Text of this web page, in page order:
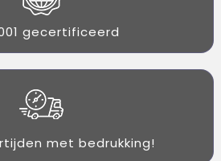
gecertificeerd
met bedrukking!